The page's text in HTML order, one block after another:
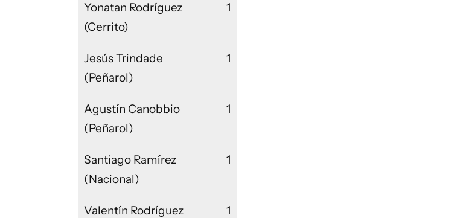
Yonatan Rodríguez
(Cerrito)
1
Jesús Trindade
(Peñarol)
1
Agustín Canobbio
(Peñarol)
1
Santiago Ramírez
(Nacional)
1
Valentín Rodríguez
1